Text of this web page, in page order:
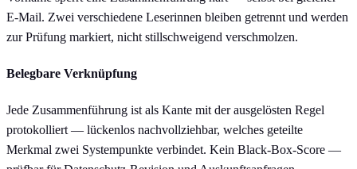
E-Mail. Zwei verschiedene Leserinnen bleiben getrennt und werden
zur Prüfung markiert, nicht stillschweigend verschmolzen.
Belegbare Verknüpfung
Jede Zusammenführung ist als Kante mit der ausgelösten Regel
protokolliert — lückenlos nachvollziehbar, welches geteilte
Merkmal zwei Systempunkte verbindet. Kein Black-Box-Score —